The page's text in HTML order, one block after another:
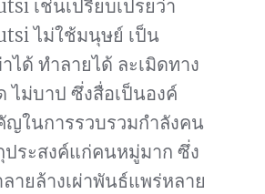
เช่นเปรียบเปรยว่า
ไม่ใช้มนุษย์ เป็น
ได้ ทำลายได้ ละเมิดทาง
ไม่บาป ซึ่งสื่อเป็นองค์
ญในการรวบรวมกำลังคน
ประสงค์แก่คนหมู่มาก ซึ่ง
ายล้างเผ่าพันธ์แพร่หลาย